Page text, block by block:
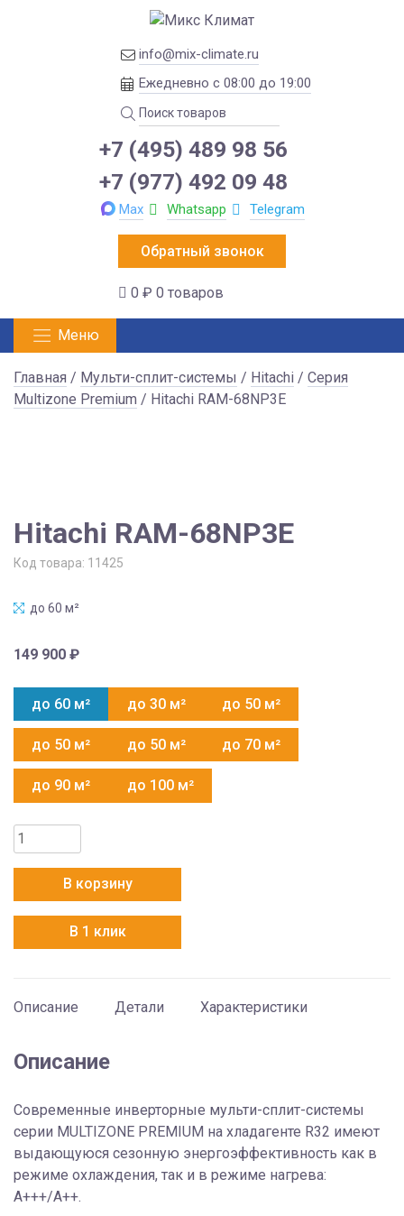
info@mix-climate.ru
Ежедневно с 08:00 до 19:00
+7 (495) 489 98 56
+7 (977) 492 09 48
Max Whatsapp Telegram
Обратный звонок
0 ₽ 0 товаров
Меню
Главная / Мульти-сплит-системы / Hitachi / Серия
Multizone Premium / Hitachi RAM-68NP3E
Hitachi RAM-68NP3E
Код товара: 11425
до 60 м²
149 900 ₽
до 60 м² до 30 м² до 50 м²
до 50 м² до 50 м² до 70 м²
до 90 м² до 100 м²
Количество
товара
RAM-
68NP3E
В корзину
В 1 клик
Описание Детали Характеристики
Описание
Современные инверторные мульти-сплит-системы
серии MULTIZONE PREMIUM на хладагенте R32 имеют
выдающуюся сезонную энергоэффективность как в
режиме охлаждения, так и в режиме нагрева:
А+++/A++.